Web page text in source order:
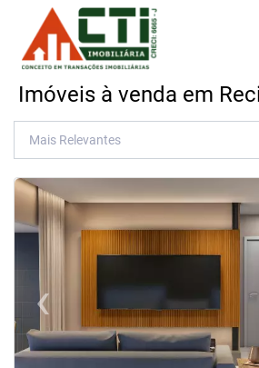
Imóveis à venda em
<<<<
‹
Previous